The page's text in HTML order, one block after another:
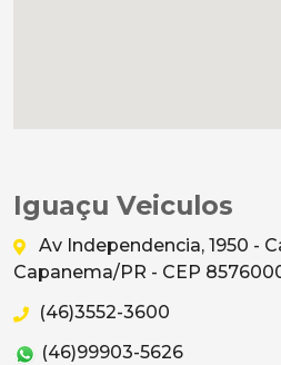
Iguaçu Veiculos
Av Independencia, 1950 -
Capanema/PR - CEP
(46)3552-3600
(46)99903-5626